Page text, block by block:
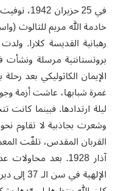
خادمة الله مريم للثالوث
رهبانية القديسة كلارا.
بروتستانتية مرسلة
غمرة شبابها، عاشت أزمة
ليلة ارتدادها. فبينما
وشعرت بجاذبية لا تقاوم
آذار 1928. بعد
الإلهية